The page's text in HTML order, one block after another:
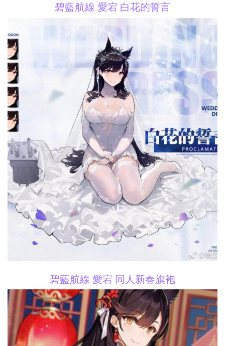
碧藍航線 愛宕 白花的誓言
碧藍航線 愛宕 同人新春旗袍